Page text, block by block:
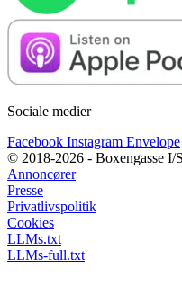
Sociale medier
Facebook Instagram Envelope
© 2018-2026 - Boxengasse I/S
Annoncører
Presse
Privatlivspolitik
Cookies
LLMs.txt
LLMs-full.txt